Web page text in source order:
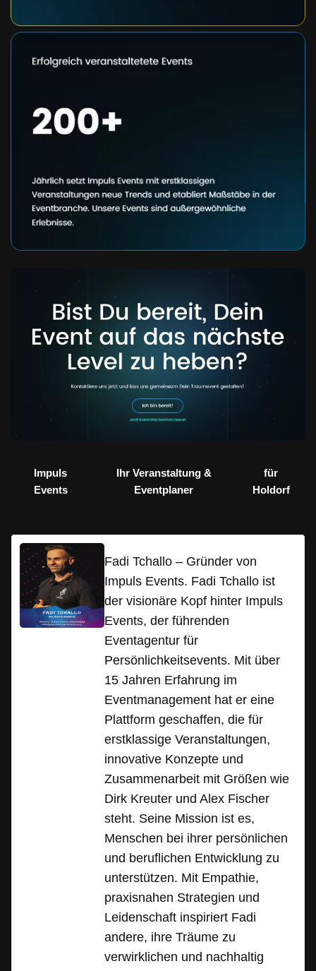
Impuls
Events
Ihr Veranstaltung &
Eventplaner
für
Holdorf
Fadi Tchallo – Gründer von
Impuls Events. Fadi Tchallo ist
der visionäre Kopf hinter Impuls
Events, der führenden
Eventagentur für
Persönlichkeitsevents. Mit über
15 Jahren Erfahrung im
Eventmanagement hat er eine
Plattform geschaffen, die für
erstklassige Veranstaltungen,
innovative Konzepte und
Zusammenarbeit mit Größen wie
Dirk Kreuter und Alex Fischer
steht. Seine Mission ist es,
Menschen bei ihrer persönlichen
und beruflichen Entwicklung zu
unterstützen. Mit Empathie,
praxisnahen Strategien und
Leidenschaft inspiriert Fadi
andere, ihre Träume zu
verwirklichen und nachhaltig